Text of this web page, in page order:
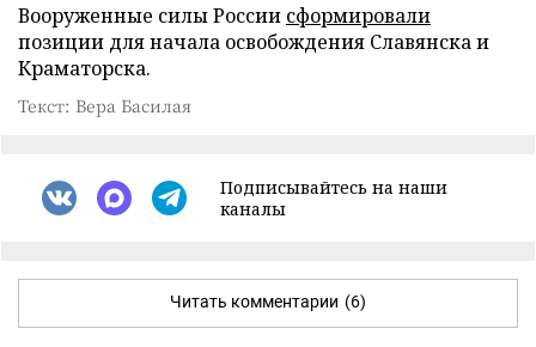
Вооруженные силы России сформировали
позиции для начала освобождения Славянска и
Краматорска.
Текст: Вера Басилая
Подписывайтесь на наши
каналы
Читать комментарии (6)